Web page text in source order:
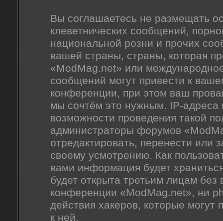
Вы соглашаетесь не размещать
клеветнических сообщений,
национальной розни и прочих
вашей страны, страны, которая
«ModMag.net» или
сообщений могут привести к
конференции, при этом ваш
мы сочтём это нужным. IP-адреса
возможности проведения такой
администраторы форумов
отредактировать, перенести
своему усмотрению. Как
вами информация будет
будет открыта третьим лицам
конференции «ModMag.net», ни
действия хакеров, которые могут
к ней.